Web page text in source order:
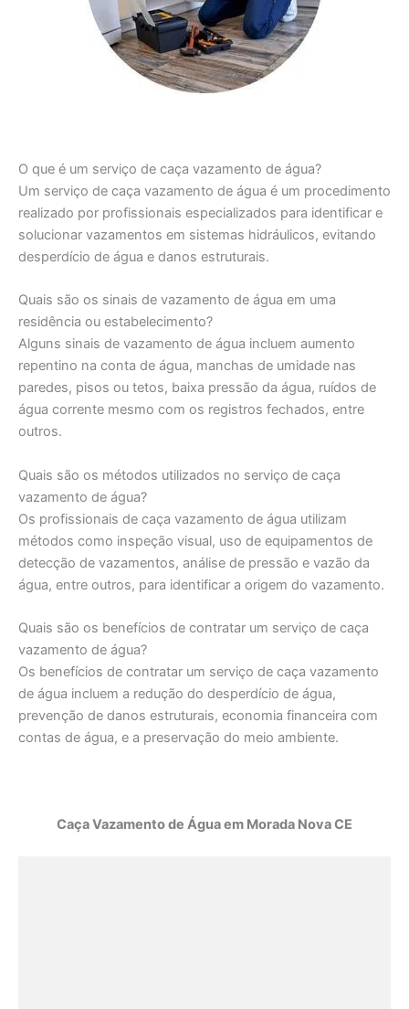
O que é um serviço de caça vazamento de água?
Um serviço de caça vazamento de água é um procedimento
realizado por profissionais especializados para identificar e
solucionar vazamentos em sistemas hidráulicos, evitando
desperdício de água e danos estruturais.
Quais são os sinais de vazamento de água em uma
residência ou estabelecimento?
Alguns sinais de vazamento de água incluem aumento
repentino na conta de água, manchas de umidade nas
paredes, pisos ou tetos, baixa pressão da água, ruídos de
água corrente mesmo com os registros fechados, entre
outros.
Quais são os métodos utilizados no serviço de caça
vazamento de água?
Os profissionais de caça vazamento de água utilizam
métodos como inspeção visual, uso de equipamentos de
detecção de vazamentos, análise de pressão e vazão da
água, entre outros, para identificar a origem do vazamento.
Quais são os benefícios de contratar um serviço de caça
vazamento de água?
Os benefícios de contratar um serviço de caça vazamento
de água incluem a redução do desperdício de água,
prevenção de danos estruturais, economia financeira com
contas de água, e a preservação do meio ambiente.
Caça Vazamento de Água em Morada Nova CE